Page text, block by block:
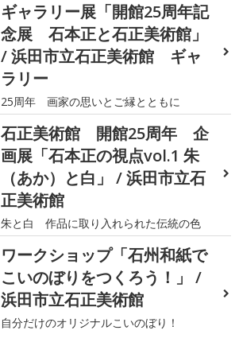
ギャラリー展「開館25周年記
念展 石本正と石正美術館」
/ 浜田市立石正美術館 ギャ
ラリー
25周年 画家の思いとご縁とともに
石正美術館 開館25周年 企
画展「石本正の視点vol.1 朱
（あか）と白」 / 浜田市立石
正美術館
朱と白 作品に取り入れられた伝統の色
ワークショップ「石州和紙で
こいのぼりをつくろう！」 /
浜田市立石正美術館
自分だけのオリジナルこいのぼり！